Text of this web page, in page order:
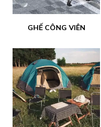
GHẾ CÔNG VIÊN